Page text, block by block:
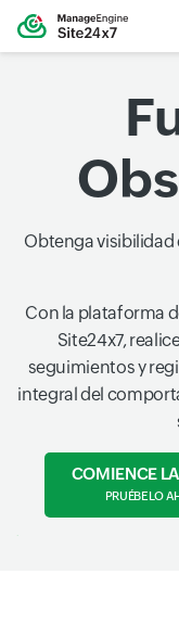
Obtenga visibilidad
Con la plataforma
Site24x7,
seguimientos y
integral del
COMIENCE
PRUÉBELO